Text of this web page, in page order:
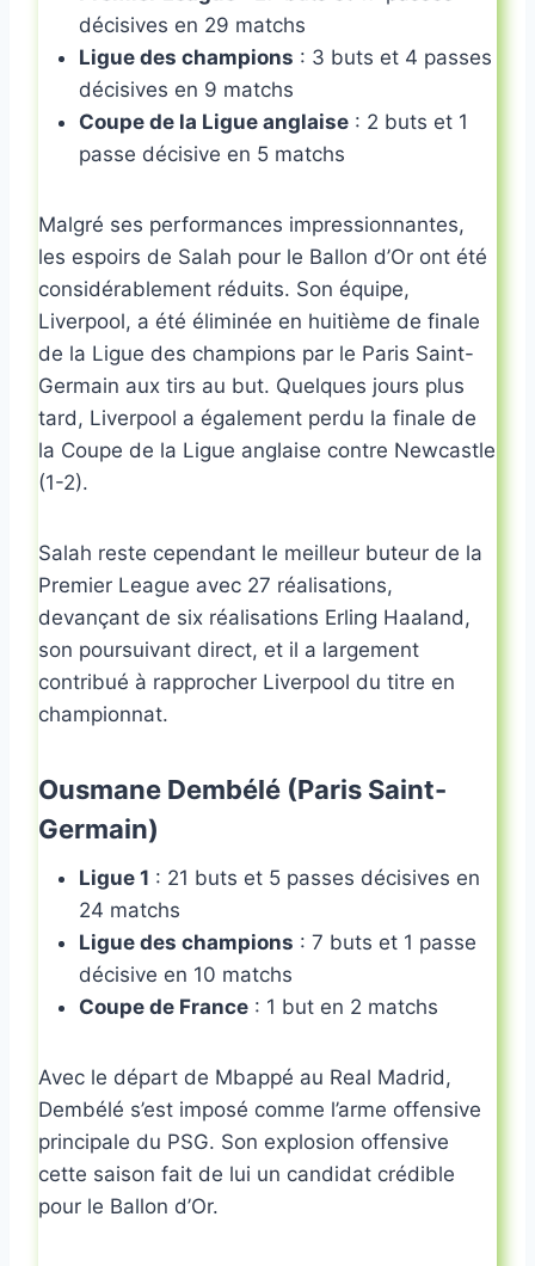
décisives en 29 matchs
Ligue des champions : 3 buts et 4 passes
décisives en 9 matchs
Coupe de la Ligue anglaise : 2 buts et 1
passe décisive en 5 matchs
Malgré ses performances impressionnantes,
les espoirs de Salah pour le Ballon d’Or ont été
considérablement réduits. Son équipe,
Liverpool, a été éliminée en huitième de finale
de la Ligue des champions par le Paris Saint-
Germain aux tirs au but. Quelques jours plus
tard, Liverpool a également perdu la finale de
la Coupe de la Ligue anglaise contre Newcastle
(1-2).
Salah reste cependant le meilleur buteur de la
Premier League avec 27 réalisations,
devançant de six réalisations Erling Haaland,
son poursuivant direct, et il a largement
contribué à rapprocher Liverpool du titre en
championnat.
Ousmane Dembélé (Paris Saint-
Germain)
Ligue 1 : 21 buts et 5 passes décisives en
24 matchs
Ligue des champions : 7 buts et 1 passe
décisive en 10 matchs
Coupe de France : 1 but en 2 matchs
Avec le départ de Mbappé au Real Madrid,
Dembélé s’est imposé comme l’arme offensive
principale du PSG. Son explosion offensive
cette saison fait de lui un candidat crédible
pour le Ballon d’Or.